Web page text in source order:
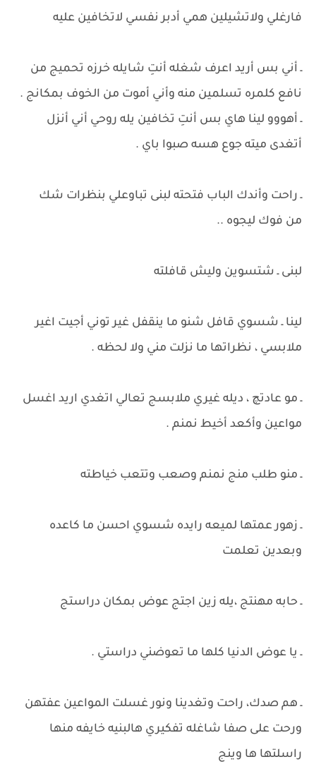
فارغلي ولاتشيلين همي أدبر نفسي لاتخافين عليه
ـ أني بس أريد اعرف شغله أنتِ شايله خرزه تحميج من
نافع كلمره تسلمين منه وأني أموت من الخوف بمكانج .
ـ أهووو لينا هاي بس أنتِ تخافين يله روحي أني أنزل
أتغدى ميته جوع هسه صبوا باي .
ـ راحت وأندك الباب فتحته لبنى تباوعلي بنظرات شك
من فوك ليجوه ..
لبنى ـ شتسوين وليش قافلته
لينا ـ شسوي قافل شنو ما ينقفل غير توني أجيت اغير
ملابسي ، نظراتها ما نزلت مني ولا لحظه .
ـ مو عادتچ ، ديله غيري ملابسج تعالي اتغدي اريد اغسل
مواعين وأكعد أخيط نمنم .
ـ منو طلب منج نمنم وصعب وتتعب خياطته
ـ زهور عمتها لميعه رايده شسوي احسن ما كاعده
وبعدين تعلمت
ـ حابه مهنتج ،يله زين اجتج عوض بمكان دراستج
ـ يا عوض الدنيا كلها ما تعوضني دراستي .
ـ هم صدك، راحت وتغدينا ونور غسلت المواعين عفتهن
ورحت على صفا شاغله تفكيري هالبنيه خايفه منها
راسلتها ها وينج